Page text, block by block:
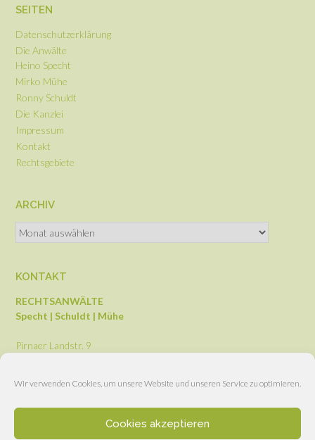
Wir verwenden Cookies, um unsere Website und unseren Service zu optimieren.
Cookies akzeptieren
SEITEN
Datenschutzerklärung
Die Anwälte
Heino Specht
Mirko Mühe
Ronny Schuldt
Die Kanzlei
Impressum
Kontakt
Rechtsgebiete
ARCHIV
KONTAKT
RECHTSANWÄLTE
Specht | Schuldt | Mühe
Pirnaer Landstr. 9
Telefon: 03 51-79 67 69 87